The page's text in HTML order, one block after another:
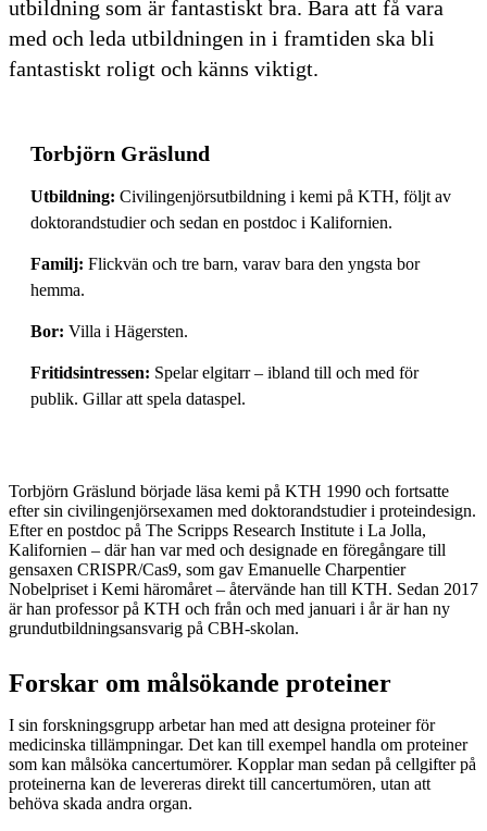
utbildning som är fantastiskt bra. Bara att få vara
med och leda utbildningen in i framtiden ska bli
fantastiskt roligt och känns viktigt.
Torbjörn Gräslund
Utbildning: Civilingenjörsutbildning i kemi på KTH, följt av
doktorandstudier och sedan en postdoc i Kalifornien.
Familj: Flickvän och tre barn, varav bara den yngsta bor
hemma.
Bor: Villa i Hägersten.
Fritidsintressen: Spelar elgitarr – ibland till och med för
publik. Gillar att spela dataspel.
Torbjörn Gräslund började läsa kemi på KTH 1990 och fortsatte
efter sin civilingenjörsexamen med doktorandstudier i proteindesign.
Efter en postdoc på The Scripps Research Institute i La Jolla,
Kalifornien – där han var med och designade en föregångare till
gensaxen CRISPR/Cas9, som gav Emanuelle Charpentier
Nobelpriset i Kemi häromåret – återvände han till KTH. Sedan 2017
är han professor på KTH och från och med januari i år är han ny
grundutbildningsansvarig på CBH-skolan.
Forskar om målsökande proteiner
I sin forskningsgrupp arbetar han med att designa proteiner för
medicinska tillämpningar. Det kan till exempel handla om proteiner
som kan målsöka cancertumörer. Kopplar man sedan på cellgifter på
proteinerna kan de levereras direkt till cancertumören, utan att
behöva skada andra organ.